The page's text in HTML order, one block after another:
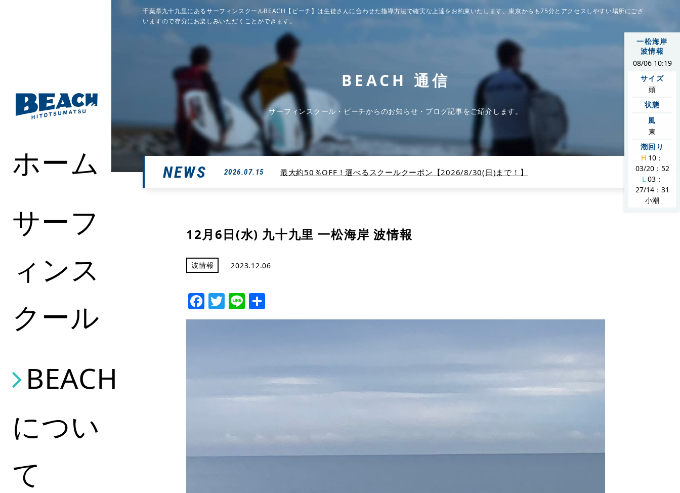
ホーム
サーフ
ィンス
クール
BEACH
につい
て
一松海岸
波情報
08/06 10:19
サイズ
頭
状態
風
東
潮回り
H 10：
03/20：52
L03：
27/14：31
小潮
千葉県九十九里にあるサーフィンスクールBEACH【ビーチ】は生徒さんに合わせた指導方法で確実な上達をお約束いたします。東京からも75分とアクセスしやすい場所にござ
いますので存分にお楽しみいただくことができます。
BEACH 通信
サーフィンスクール・ビーチからのお知らせ・ブログ記事をご紹介します。
NEWS 2026.07.15 最大約50％OFF！選べるスクールクーポン【2026/8/30(日)まで！】
12月6日(水) 九十九里 一松海岸 波情報
波情報 2023.12.06
Facebook
Twitter
Line
有